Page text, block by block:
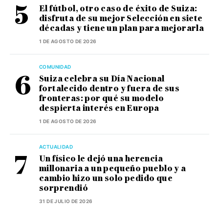
El fútbol, otro caso de éxito de Suiza:
disfruta de su mejor Selección en siete
décadas y tiene un plan para mejorarla
1 DE AGOSTO DE 2026
COMUNIDAD
Suiza celebra su Día Nacional
fortalecido dentro y fuera de sus
fronteras: por qué su modelo
despierta interés en Europa
1 DE AGOSTO DE 2026
ACTUALIDAD
Un físico le dejó una herencia
millonaria a un pequeño pueblo y a
cambio hizo un solo pedido que
sorprendió
31 DE JULIO DE 2026